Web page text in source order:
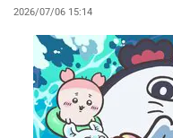
2026/07/06 15:14